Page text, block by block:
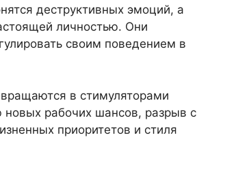
деструктивных эмоций, а
личностью. Они
своим поведением в
в стимуляторами
рабочих шансов, разрыв с
приоритетов и стиля